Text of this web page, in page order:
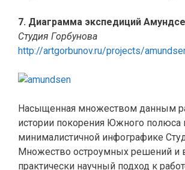
7. Диаграмма экспедиций
Студия Горбунова
http://artgorbunov.ru/projects/
Насыщенная множеством данным
истории покорения Южного полюса
минималистичной инфографике
Множество остроумных решений и
практически научный подход к